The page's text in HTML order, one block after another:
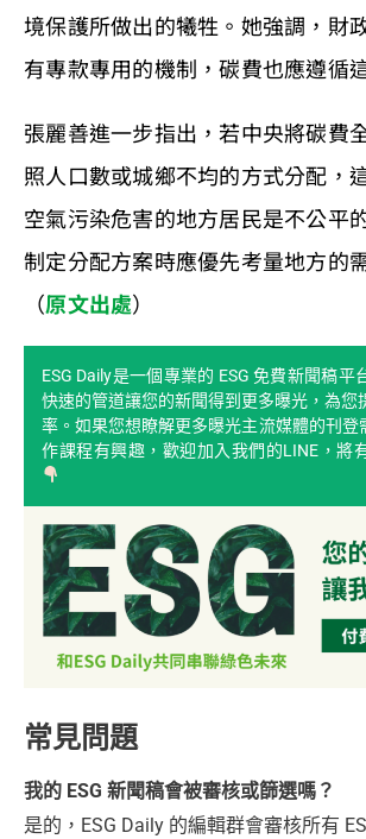
境保護所做出的犧牲。她強調，財
有專款專用的機制，碳費也應遵循
張麗善進一步指出，若中央將碳費
照人口數或城鄉不均的方式分配，
空氣污染危害的地方居民是不公平
制定分配方案時應優先考量地方的
（原文出處）
ESG Daily是一個專業的 ESG 免費新聞稿平
快速的管道讓您的新聞得到更多曝光，為您
率。如果您想瞭解更多曝光主流媒體的刊登
作課程有興趣，歡迎加入我們的LINE，將
常見問題
我的 ESG 新聞稿會被審核或篩選嗎？
是的，ESG Daily 的編輯群會審核所有